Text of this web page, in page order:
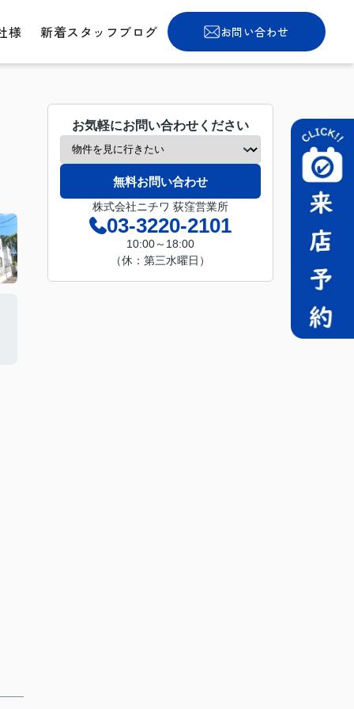
様 新着スタッフブログ お問い合わせ
お気軽にお問い合わせください
無料お問い合わせ
株式会社ニチワ 荻窪営業所
03-3220-2101
10:00～18:00
（休：第三水曜日）